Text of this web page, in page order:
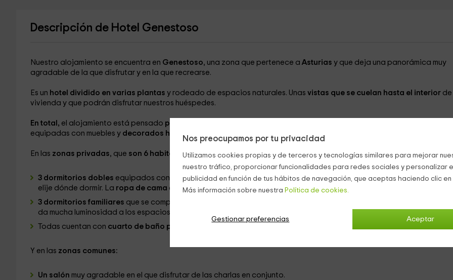
Nos preocupamos por tu privacidad
Utilizamos cookies propias y de terceros y tecnologías similares para mejorar
nuestro tráfico, proporcionar funcionalidades para redes sociales y personalizar
publicidad en función de tus hábitos de navegación, que aceptas haciendo clic
Más información sobre nuestra Política de cookies.
Aceptar
Gestionar preferencias
Descripción de Hotel Genestoso
Nuestro alojamiento se encuentra en Genestoso, una zona que pertenece a Asturias y que deja una panorámica muy
agradable de la que disfrutar y en la que recrearse.
Es un hotel dividido en varias plantas y rodeado de espacios naturales. Unas vistas que se cuelan hasta el interiorde
vivienda y que podrán disfrutar nuestros huéspedes.
En total, el alojamiento está pensado para un máximo de 15 personas
equipadas con muebles y decorados hasta el mínimo detalle.
En las zonas privadas, que son 6 habitaciones,se reparten:
3 dormitorios dobles equipados con cama dematrimonio o bien, 2 camas individuales , de manera que eres tú el
elije dónde dormir. La ropa de cama es elegante.
3 dormitorios familiares que se componen de una cama de
da mucha luminosidad a los espacios.
Todas cuentan con cuarto de baño privado y televisión.
Y en las zonas comunes:
Un salón muy agradable en el que disfrutar de las charlas en conjunto.